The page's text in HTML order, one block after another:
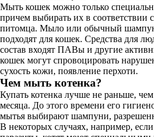
Мыть кошек можно только
причем выбирать их в соответствии
питомца. Мыло или обычный
подходят для кошек. Средства для
состав входят ПАВы и другие
кошек могут спровоцировать
сухость кожи, появление перхоти.
Чем мыть котенка?
Купать котенка лучше не раньше,
месяца. До этого времени его
мытья выбирают шампуни,
В некоторых случаях, например,